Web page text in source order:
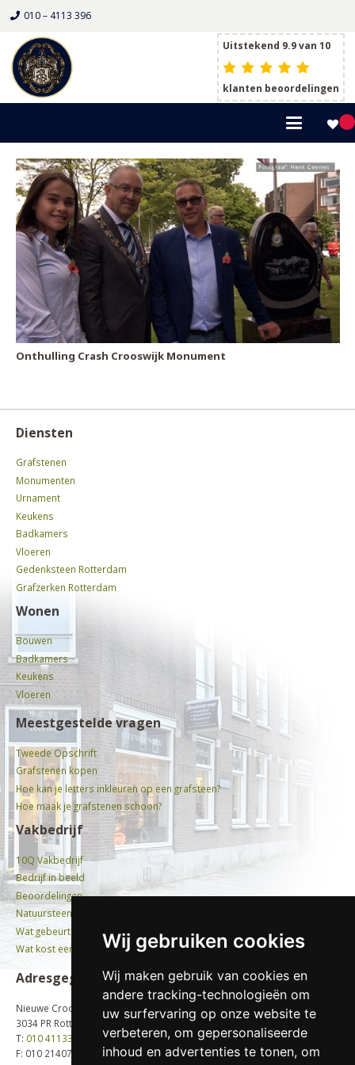
Wij gebruiken cookies
Wij maken gebruik van cookies en
andere tracking-technologieën om
uw surfervaring op onze website te
verbeteren, om gepersonaliseerde
inhoud en advertenties te tonen, om
010 – 4113 396
Uitstekend 9.9 van 10
klanten beoordelingen
Onthulling Crash Crooswijk Monument
Diensten
Grafstenen
Monumenten
Urnament
Keukens
Badkamers
Vloeren
Gedenksteen Rotterdam
Grafzerken Rotterdam
Wonen
Bouwen
Badkamers
Keukens
Vloeren
Meestgestelde vragen
Tweede Opschrift
Grafstenen kopen
Hoe kan je letters inkleuren op een grafsteen?
Hoe maak je grafstenen schoon?
Vakbedrijf
10Q Vakbedrijf
Bedrijf in beeld
Beoordelingen
Natuursteen
Wat gebeurt er met oude grafstenen?
Wat kost een graf?
Adresgegevens
Nieuwe Crooswijkseweg 58b
3034 PR Rotterdam
T: 010 4113396
F: 010 2140704